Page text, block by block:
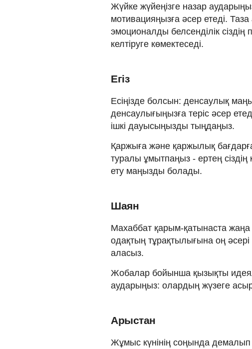
Жүйке жүйеңізге назар
мотивацияңызға әсер етеді.
эмоционалды белсенділік
келтіруге көмектеседі.
Егіз
Есіңізде болсын: денсаулық
денсаулығыңызға теріс әсер
ішкі дауысыңызды тыңдаңыз.
Қаржыға және қаржылық
туралы ұмытпаңыз - ертең сіздің
ету маңызды болады.
Шаян
Махаббат қарым-қатынаста
одақтың тұрақтылығына оң
аласыз.
Жобалар бойынша қызықты
аударыңыз: олардың жүзеге
Арыстан
Жұмыс күнінің соңында демалып